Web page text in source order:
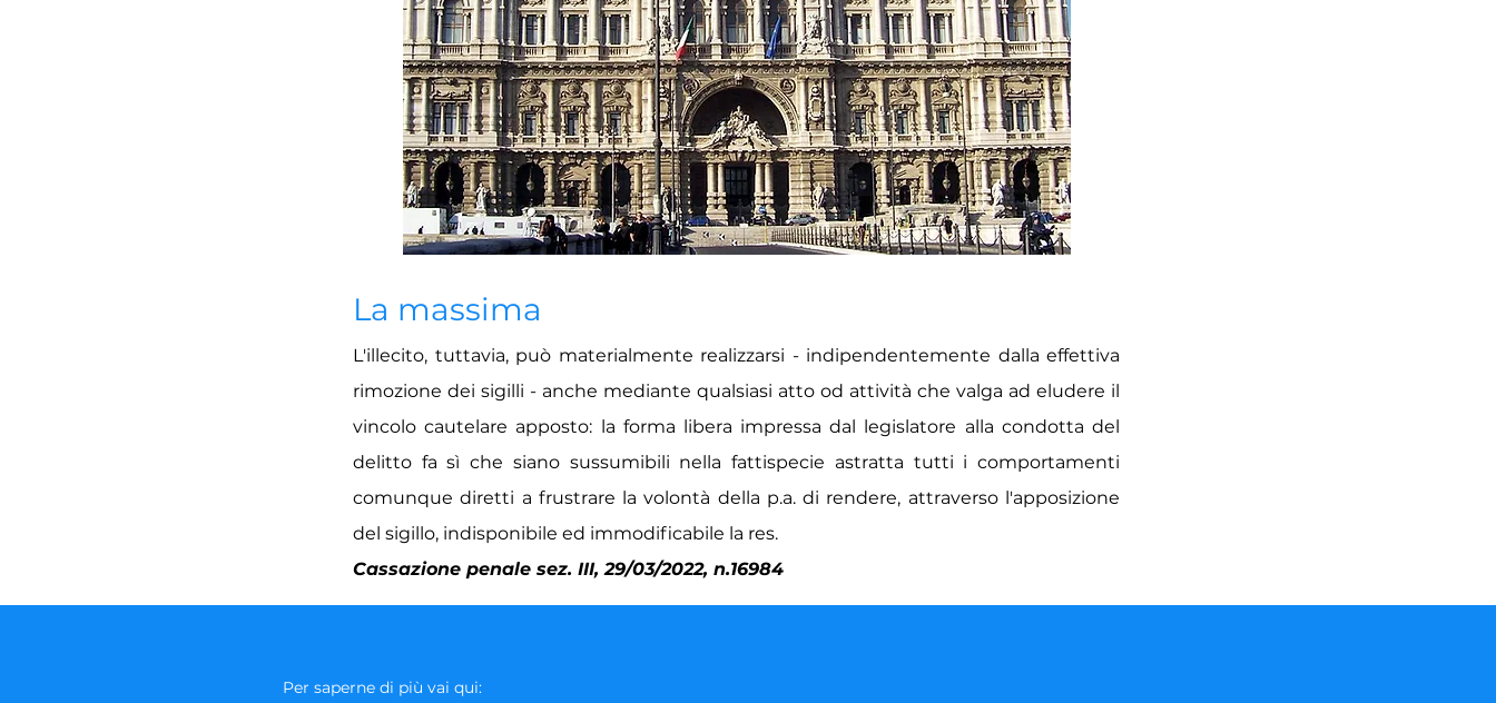
La massima
L'illecito, tuttavia, può materialmente realizzarsi - indipendentemente dalla effettiva
rimozione dei sigilli - anche mediante qualsiasi atto od attività che valga ad eludere il
vincolo cautelare apposto: la forma libera impressa dal legislatore alla condotta del
delitto fa sì che siano sussumibili nella fattispecie astratta tutti i comportamenti
comunque diretti a frustrare la volontà della p.a. di rendere, attraverso l'apposizione
del sigillo, indisponibile ed immodificabile la res.
Cassazione penale sez. III, 29/03/2022, n.16984
Per saperne di più vai qui: